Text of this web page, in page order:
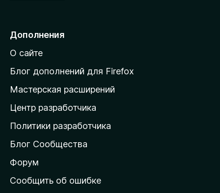
е
й
т
и
а
д
о
а
ш
н
Дополнения
О сайте
Блог дополнений для Firefox
Мастерская расширений
Центр разработчика
Политики разработчика
Блог Сообщества
Форум
Сообщить об ошибке